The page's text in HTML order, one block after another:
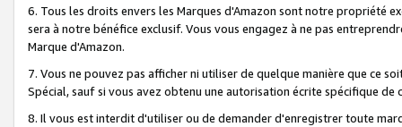
6. Tous les droits envers les Marques d'Amazon sont notre propriété
sera à notre bénéfice exclusif. Vous vous engagez à ne pas
Marque d'Amazon.
7. Vous ne pouvez pas afficher ni utiliser de quelque manière que ce
Spécial, sauf si vous avez obtenu une autorisation écrite spécifique de
8. Il vous est interdit d'utiliser ou de demander d'enregistrer toute